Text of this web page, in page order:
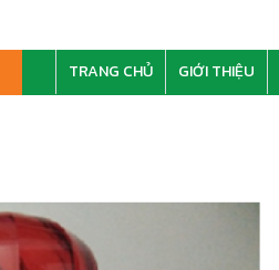
TRANG CHỦ GIỚI THIỆU